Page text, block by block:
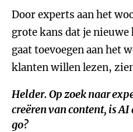
Door experts aan het
grote kans dat je
gaat toevoegen aan het
klanten willen lezen,
Helder. Op zoek naar
creëren van content, is
go?